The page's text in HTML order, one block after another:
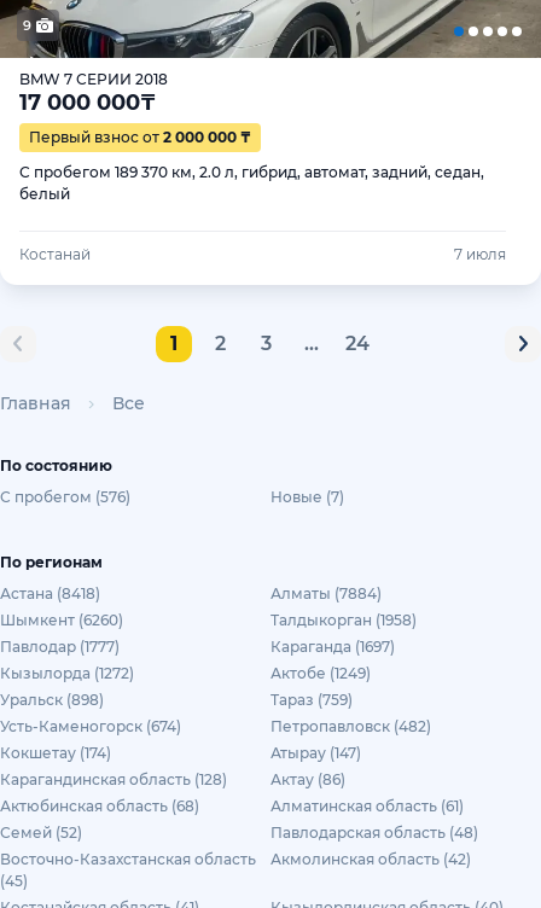
9
BMW 7 СЕРИИ 2018
17 000 000₸
Первый взнос от 2 000 000 ₸
С пробегом 189 370 км, 2.0 л, гибрид, автомат, задний, седан,
белый
Костанай 7 июля
1 2 3 ... 24
Главная Все
По состоянию
С пробегом (576)
Новые (7)
По регионам
Астана (8418)
Алматы (7884)
Шымкент (6260)
Талдыкорган (1958)
Павлодар (1777)
Караганда (1697)
Кызылорда (1272)
Актобе (1249)
Уральск (898)
Тараз (759)
Усть-Каменогорск (674)
Петропавловск (482)
Кокшетау (174)
Атырау (147)
Карагандинская область (128)
Актау (86)
Актюбинская область (68)
Алматинская область (61)
Семей (52)
Павлодарская область (48)
Восточно-Казахстанская область
(45)
Акмолинская область (42)